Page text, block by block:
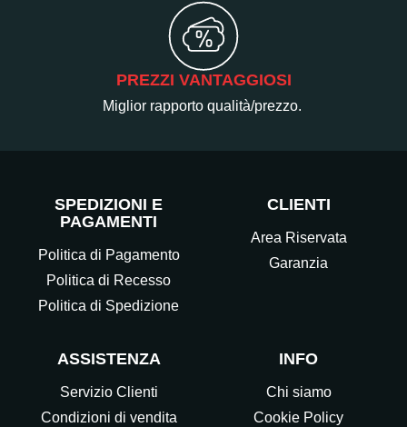
PREZZI VANTAGGIOSI
Miglior rapporto qualità/prezzo.
SPEDIZIONI E
PAGAMENTI
Politica di Pagamento
Politica di Recesso
Politica di Spedizione
CLIENTI
Area Riservata
Garanzia
ASSISTENZA
Servizio Clienti
Condizioni di vendita
INFO
Chi siamo
Cookie Policy